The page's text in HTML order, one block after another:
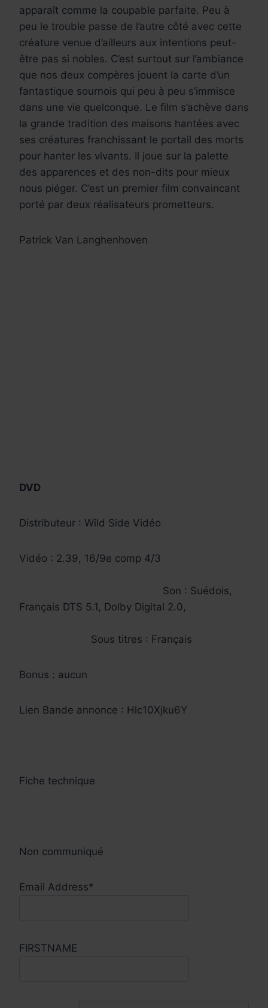
apparaît comme la coupable parfaite. Peu à
peu le trouble passe de l’autre côté avec cette
créature venue d’ailleurs aux intentions peut-
être pas si nobles. C’est surtout sur l’ambiance
que nos deux compères jouent la carte d’un
fantastique sournois qui peu à peu s’immisce
dans une vie quelconque. Le film s’achève dans
la grande tradition des maisons hantées avec
ses créatures franchissant le portail des morts
pour hanter les vivants. Il joue sur la palette
des apparences et des non-dits pour mieux
nous piéger. C’est un premier film convaincant
porté par deux réalisateurs prometteurs.
Patrick Van Langhenhoven
DVD
Distributeur : Wild Side Vidéo
Vidéo : 2.39, 16/9e comp 4/3
Son : Suédois,
Français DTS 5.1, Dolby Digital 2.0,
Sous titres : Français
Bonus : aucun
Lien Bande annonce : Hlc10Xjku6Y
Fiche technique
Non communiqué
Email Address*
FIRSTNAME